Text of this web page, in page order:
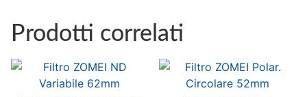
Prodotti correlati